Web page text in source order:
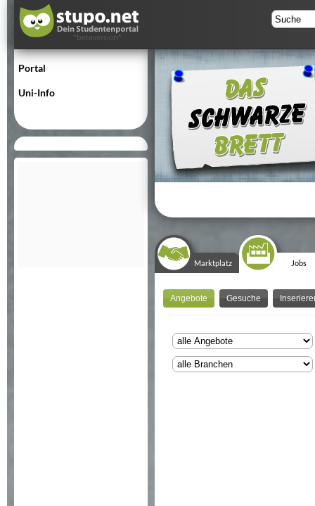
Portal
Uni-Info
Marktplatz Jobs
Angebote Gesuche